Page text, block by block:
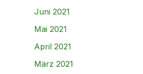
Juni 2021
Mai 2021
April 2021
März 2021